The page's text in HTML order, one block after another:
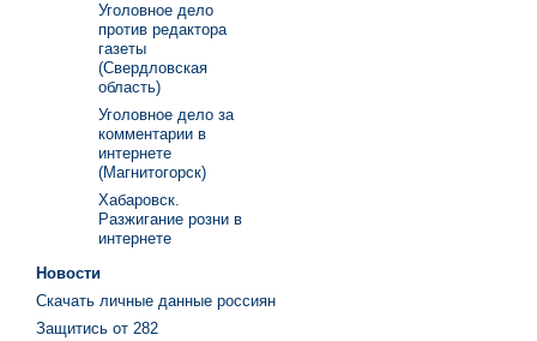
Уголовное дело
против редактора
газеты
(Свердловская
область)
Уголовное дело за
комментарии в
интернете
(Магнитогорск)
Хабаровск.
Разжигание розни в
интернете
Новости
Скачать личные данные россиян
Защитись от 282